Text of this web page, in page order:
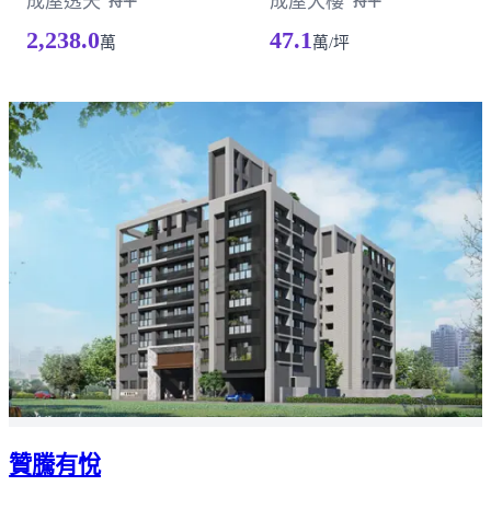
2,238.0萬 47.1萬/坪
載入失敗，請重新整理
贊騰有悅